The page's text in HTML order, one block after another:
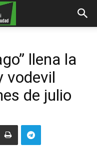
llena la
vodevil
de julio